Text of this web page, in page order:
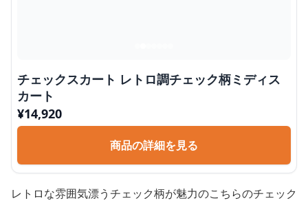
チェックスカート レトロ調チェック柄ミディス
カート
¥14,920
商品の詳細を見る
レトロな雰囲気漂うチェック柄が魅力のこちらのチェック